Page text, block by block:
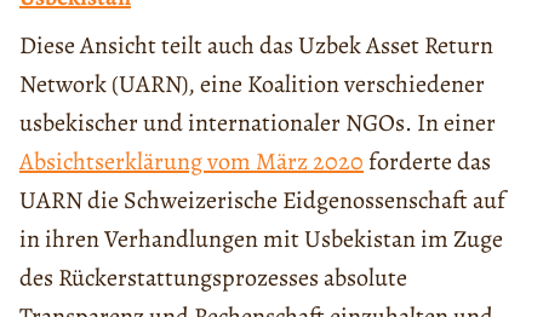
Diese Ansicht teilt auch das Uzbek Asset Return
Network (UARN), eine Koalition verschiedener
usbekischer und internationaler NGOs. In einer
Absichtserklärung vom März 2020forderte das
UARN die Schweizerische Eidgenossenschaft auf
in ihren Verhandlungen mit Usbekistan im Zuge
des Rückerstattungsprozesses absolute